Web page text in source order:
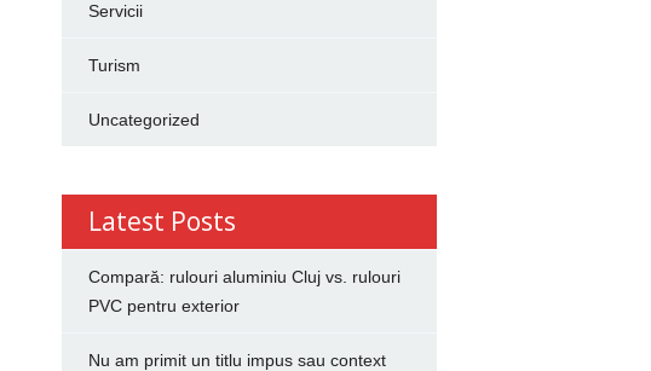
Servicii
Turism
Uncategorized
Latest Posts
Compară: rulouri aluminiu Cluj vs. rulouri
PVC pentru exterior
Nu am primit un titlu impus sau context